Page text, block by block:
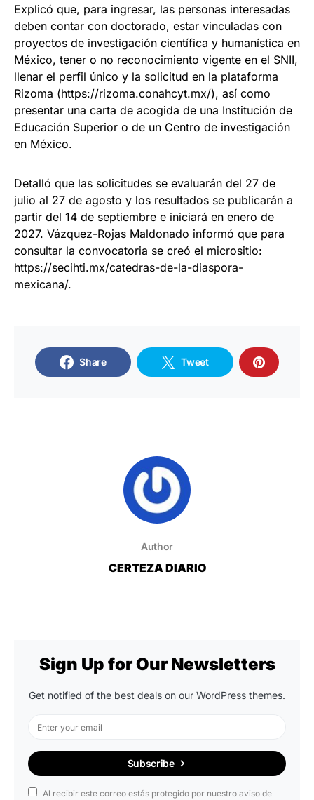
Explicó que, para ingresar, las personas interesadas
deben contar con doctorado, estar vinculadas con
proyectos de investigación científica y humanística en
México, tener o no reconocimiento vigente en el SNII,
llenar el perfil único y la solicitud en la plataforma
Rizoma (https://rizoma.conahcyt.mx/), así como
presentar una carta de acogida de una Institución de
Educación Superior o de un Centro de investigación
en México.
Detalló que las solicitudes se evaluarán del 27 de
julio al 27 de agosto y los resultados se publicarán a
partir del 14 de septiembre e iniciará en enero de
2027. Vázquez-Rojas Maldonado informó que para
consultar la convocatoria se creó el micrositio:
https://secihti.mx/catedras-de-la-diaspora-
mexicana/.
Share Tweet
Author
CERTEZA DIARIO
Sign Up for Our Newsletters
Get notified of the best deals on our WordPress themes.
Subscribe
Al recibir este correo estás protegido por nuestro aviso de